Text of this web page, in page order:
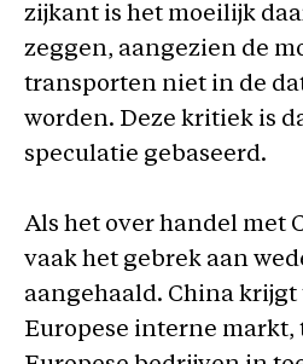
zijkant is het moeilijk
zeggen, aangezien de
transporten niet in de
worden. Deze kritiek is
speculatie gebaseerd.
Als het over handel met
vaak het gebrek aan
aangehaald. China krijgt
Europese interne markt,